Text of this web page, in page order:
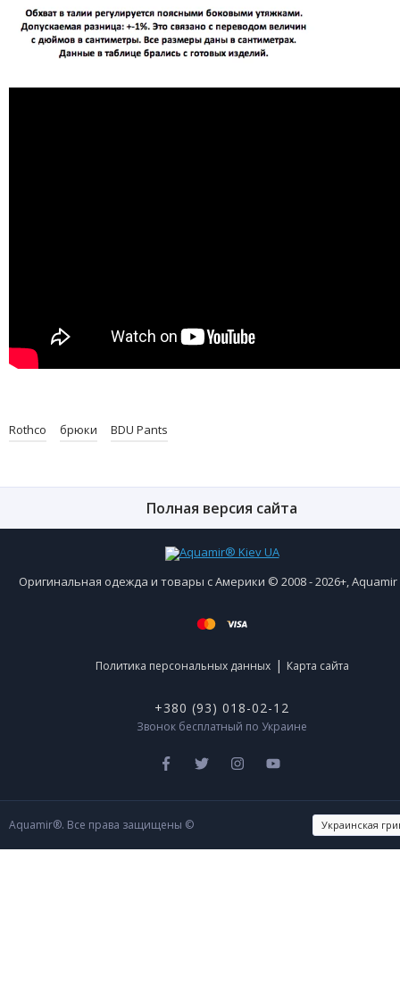
Rothco брюки BDU Pants
Полная версия сайта
Оригинальная одежда и товары с Америки © 2008 - 2026+,
Политика персональных данных | Карта сайта
+380 (93) 018-02-12
Звонок бесплатный по Украине
Aquamir®. Все права защищены ©